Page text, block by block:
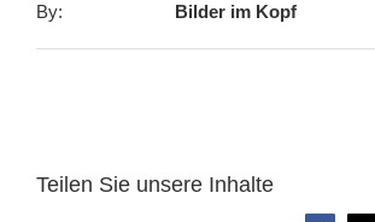
By: Bilder im Kopf
Teilen Sie unsere Inhalte